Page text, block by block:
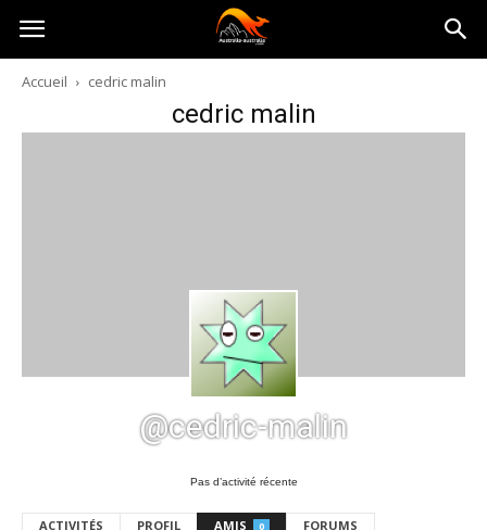
Australia-
australie.com
Accueil cedric malin
cedric malin
@cedric-malin
Pas d’activité récente
ACTIVITÉS PROFIL AMIS 0 FORUMS